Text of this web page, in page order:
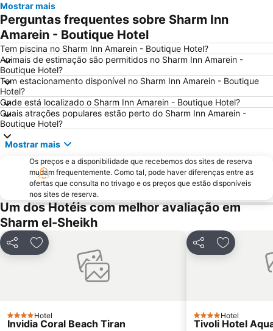
Mostrar mais
Perguntas frequentes sobre Sharm Inn
Amarein - Boutique Hotel
Tem piscina no Sharm Inn Amarein - Boutique Hotel?
Animais de estimação são permitidos no Sharm Inn Amarein -
Boutique Hotel?
Tem estacionamento disponível no Sharm Inn Amarein - Boutique
Hotel?
Onde está localizado o Sharm Inn Amarein - Boutique Hotel?
Quais atrações populares estão perto do Sharm Inn Amarein -
Boutique Hotel?
Mostrar mais
Os preços e a disponibilidade que recebemos dos sites de reserva
mudam frequentemente. Como tal, pode haver diferenças entre as
ofertas que consulta no trivago e os preços que estão disponíveis
nos sites de reserva.
Um dos Hotéis com melhor avaliação em
Sharm el-Sheikh
PartilharAdicionar aos favoritos
4 Estrelas
Hotel
Invidia Coral Beach Tiran
PartilharAdicionar
4 Estrelas
Hotel
Tivoli Hotel